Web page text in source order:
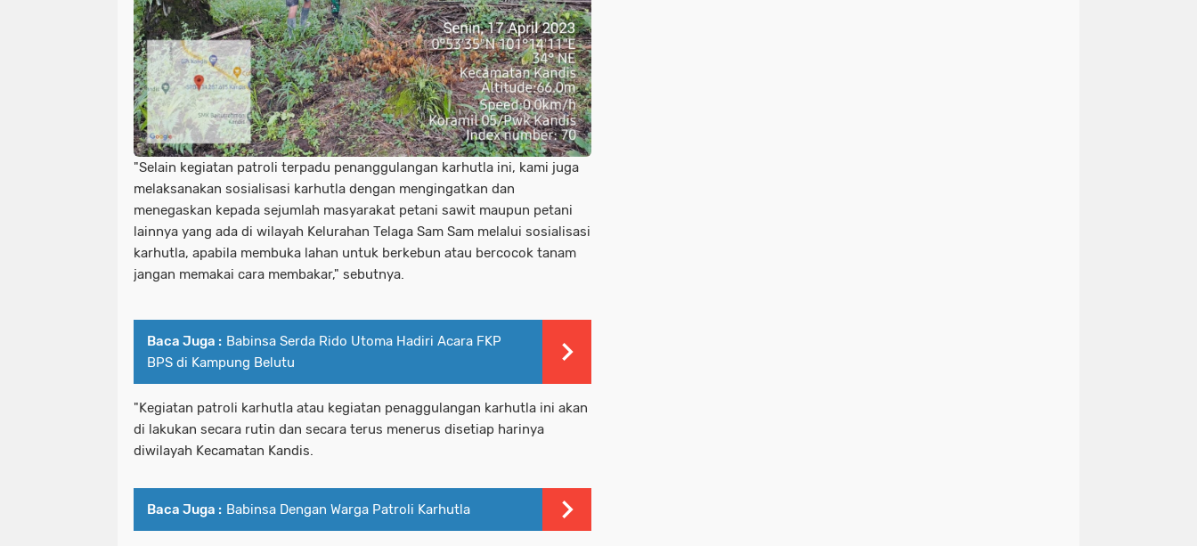
"Selain kegiatan patroli terpadu penanggulangan karhutla ini, kami juga
melaksanakan sosialisasi karhutla dengan mengingatkan dan
menegaskan kepada sejumlah masyarakat petani sawit maupun petani
lainnya yang ada di wilayah Kelurahan Telaga Sam Sam melalui sosialisasi
karhutla, apabila membuka lahan untuk berkebun atau bercocok tanam
jangan memakai cara membakar," sebutnya.
Baca Juga : Babinsa Serda Rido Utoma Hadiri Acara FKP
BPS di Kampung Belutu
"Kegiatan patroli karhutla atau kegiatan penaggulangan karhutla ini akan
di lakukan secara rutin dan secara terus menerus disetiap harinya
diwilayah Kecamatan Kandis.
Baca Juga : Babinsa Dengan Warga Patroli Karhutla